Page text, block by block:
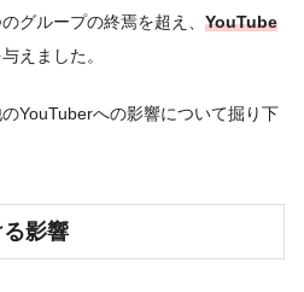
グループの終焉を超え、 YouTube
えました。
YouTuberへの影響について掘り下
影響